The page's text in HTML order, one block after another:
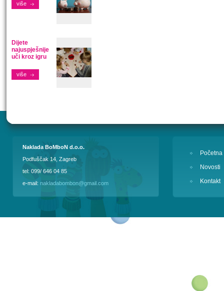
više
Dijete
najuspješnije
uči kroz igru
više
Naklada BoMboN d.o.o.
Podfuščak 14, Zagreb
tel: 099/ 646 04 85
e-mail: nakladabombon@gmail.com
Početna
Novosti
Kontakt